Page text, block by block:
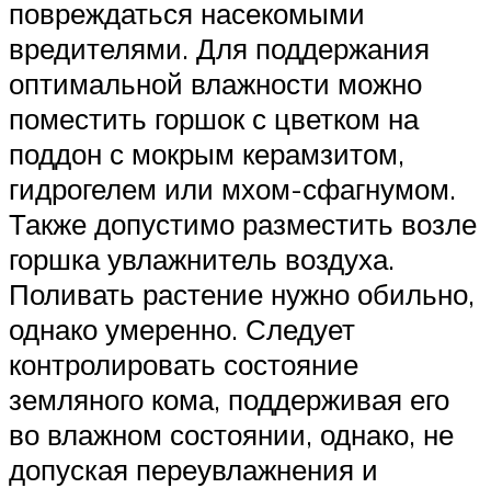
повреждаться насекомыми
вредителями. Для поддержания
оптимальной влажности можно
поместить горшок с цветком на
поддон с мокрым керамзитом,
гидрогелем или мхом-сфагнумом.
Также допустимо разместить возле
горшка увлажнитель воздуха.
Поливать растение нужно обильно,
однако умеренно. Следует
контролировать состояние
земляного кома, поддерживая его
во влажном состоянии, однако, не
допуская переувлажнения и